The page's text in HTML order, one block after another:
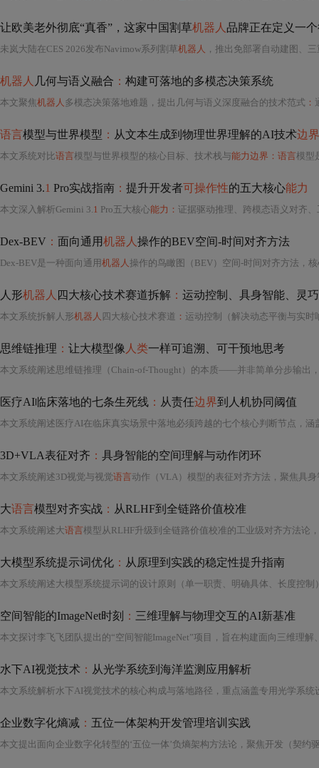
让欧美老外彻底“真香”，这家中国割草机器人 品牌正在定义一
未岚大陆在CES 2026发布Navimow系列割草机器人 ，推出免部署自动建图、三重融合定位系统与零转全
机器人 几何与语义融合 ： 构建可落地的多模态决策系统
本文聚焦机器人 多模态决策落地难题，提出几何与语义深度融合的技术范式 ：
语言模型与世界模型 ： 从文本生成到物理世界理解的AI技术边界
本文系统对比语言模型与世界模型的核心目标、技术栈与能力边界：语言模型是基于文本统计的模式模拟器
Gemini 3.1 Pro实战指南 ： 提升开发者可操作性的五大核心能力
本文深入解析Gemini 3.1 Pro五大核心能力： 证据驱动推理、跨模态语义对齐、
Dex-BEV ： 面向通用机器人 操作的BEV空间-时间对齐方法
Dex-BEV是一种面向通用机器人操作的鸟瞰图（BEV）空间-时间对齐方法，核心在于构建物理一致的BEV坐标系，并通过动态特征体（STAV）实现跨帧运动补偿的时空对齐。它融合RGB-D与激光雷达数据，采用自适应栅格化与跨模态注意力门控提
人形机器人 四大核心技术赛道拆解 ： 运动控制、具身智能、灵
本文系统拆解人形机器人 四大核心技术赛道 ： 运动控制（解决动态平衡与实时响应）、具身智能（实现感知-认知-行动闭环）、灵巧操作（突破手部触觉与手眼协同）、能源与结构（保障续航、刚性
思维链推理 ： 让大模型像 人类一样可追溯、可干预地思考
本文系统阐述思维链推理（Chain-of-Thought）的本质——并非简单分步输出
医疗AI临床落地的七条生死线 ： 从责任边界到人机协同阈值
3D+VLA表征对齐 ： 具身智能的空间理解与动作闭环
本文系统阐述3D视觉与视觉语言动作（VLA）模型的表征对齐方法，聚焦具身智能中的空间理解与动作闭环。核心涵盖3D作为空间锚点的不可替代性、层级化
大语言模型对齐实战 ： 从RLHF到全链路价值校准
本文系统阐述大语言模型从RLHF升级到全链路价值校准的工业级对齐方法论，聚焦意图层、认知层与伦理层三维对齐，详解分层奖励建模、对抗性偏好采样、上下文感知拒绝机制和价值一致性追踪四大核心技术，
大模型系统提示词优化 ： 从原理到实践的稳定性提升指南
空间智能的ImageNet时刻 ： 三维理解与物理交互的AI新基准
水下AI视觉技术 ： 从光学系统到海洋监测应用解析
企业数字化熵减 ： 五位一体架构开发管理培训实践